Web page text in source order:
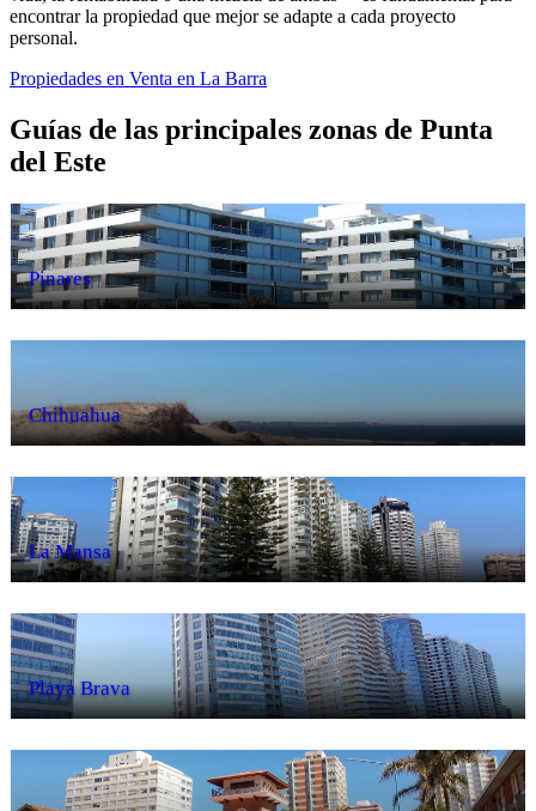
encontrar la propiedad que mejor se adapte a cada proyecto
personal.
Propiedades en Venta en La Barra
Guías de las principales zonas de Punta
del Este
Pinares
Chihuahua
La Mansa
Playa Brava